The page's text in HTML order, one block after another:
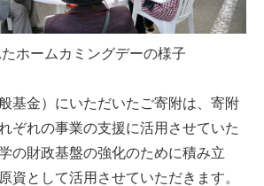
ホームカミングデーの様子
基金）にいただいたご寄附は、寄附
ぞれの事業の支援に活用させていた
の財政基盤の強化のために積み立
資として活用させていただきます。